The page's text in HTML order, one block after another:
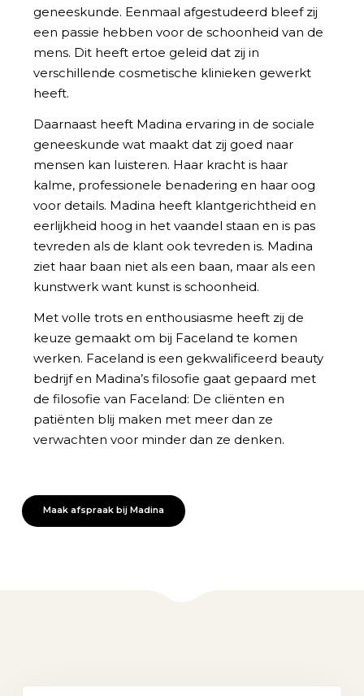
geneeskunde. Eenmaal afgestudeerd bleef zij
een passie hebben voor de schoonheid van de
mens. Dit heeft ertoe geleid dat zij in
verschillende cosmetische klinieken gewerkt
heeft.
Daarnaast heeft Madina ervaring in de sociale
geneeskunde wat maakt dat zij goed naar
mensen kan luisteren. Haar kracht is haar
kalme, professionele benadering en haar oog
voor details. Madina heeft klantgerichtheid en
eerlijkheid hoog in het vaandel staan en is pas
tevreden als de klant ook tevreden is. Madina
ziet haar baan niet als een baan, maar als een
kunstwerk want kunst is schoonheid.
Met volle trots en enthousiasme heeft zij de
keuze gemaakt om bij Faceland te komen
werken. Faceland is een gekwalificeerd beauty
bedrijf en Madina’s filosofie gaat gepaard met
de filosofie van Faceland: De cliënten en
patiënten blij maken met meer dan ze
verwachten voor minder dan ze denken.
Maak afspraak bij Madina